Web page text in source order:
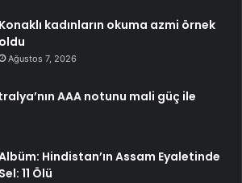
Konaklı kadınların okuma azmi örnek
oldu
Ağustos 7, 2026
AAA notunu mali güç ile
Hindistan’ın Assam Eyaletinde
Sel: 11 Ölü